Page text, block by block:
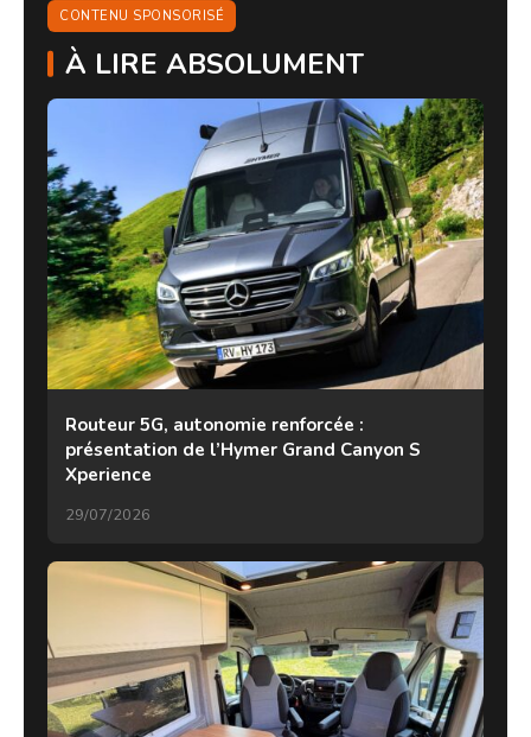
CONTENU SPONSORISÉ
À LIRE ABSOLUMENT
Routeur 5G, autonomie renforcée :
présentation de l’Hymer Grand Canyon S
Xperience
29/07/2026